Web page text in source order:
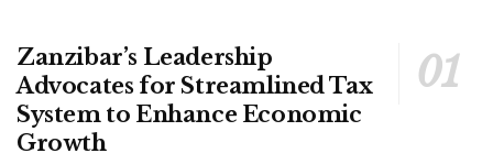
Zanzibar’s Leadership
Advocates for Streamlined Tax
System to Enhance Economic
Growth